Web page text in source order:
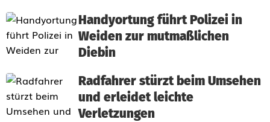
Handyortung führt Polizei in
Weiden zur mutmaßlichen
Diebin
Radfahrer stürzt beim Umsehen
und erleidet leichte
Verletzungen